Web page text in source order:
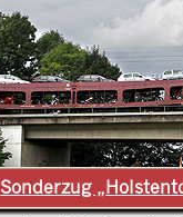
Sonderzug